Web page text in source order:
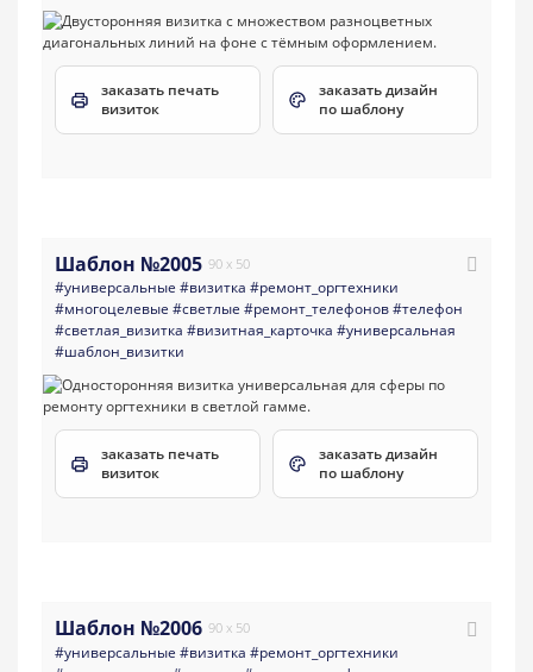
заказать печать
визиток
заказать дизайн
по шаблону
Шаблон №2005 90 x 50
#универсальные #визитка #ремонт_оргтехники
#многоцелевые #светлые #ремонт_телефонов#телефон
#светлая_визитка #визитная_карточка #универсальная
#шаблон_визитки
заказать печать
визиток
заказать дизайн
по шаблону
Шаблон №2006 90 x 50
#универсальные #визитка #ремонт_оргтехники